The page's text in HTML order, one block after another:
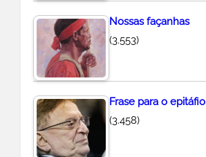
Nossas façanhas
(3.553)
Frase para o epitáfio
(3.458)